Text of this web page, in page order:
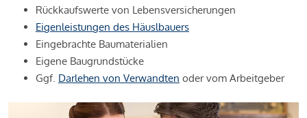
Rückkaufswerte von Lebensversicherungen
Eigenleistungen des Häuslbauers
Eingebrachte Baumaterialien
Eigene Baugrundstücke
Ggf. Darlehen von Verwandten oder vom Arbeitgeber